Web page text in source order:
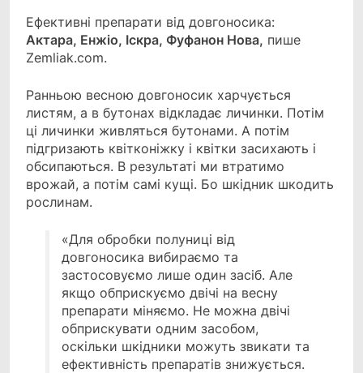
Ефективні препарати від довгоносика:
Актара, Енжіо, Іскра, Фуфанон Нова, пише
Zemliak.com.
Ранньою весною довгоносик харчується
листям, а в бутонах відкладає личинки. Потім
ці личинки живляться бутонами. А потім
підгризають квітконіжку і квітки засихають і
обсипаються. В результаті ми втратимо
врожай, а потім самі кущі. Бо шкідник шкодить
рослинам.
«Для обробки полуниці від
довгоносика вибираємо та
застосовуємо лише один засіб. Але
якщо обприскуємо двічі на весну
препарати міняємо. Не можна двічі
обприскувати одним засобом,
оскільки шкідники можуть звикати та
ефективність препаратів знижується.